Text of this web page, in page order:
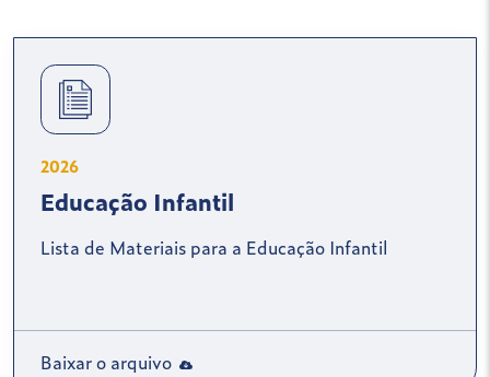
2026
Educação Infantil
Lista de Materiais para a Educação Infantil
Baixar o arquivo